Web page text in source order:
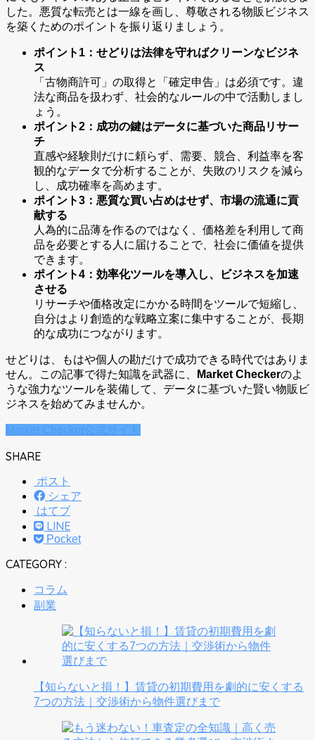
した。悪質な転売とは一線を画し、尊敬される物販ビジネス
を築くためのポイントを振り返りましょう。
ポイント1：せどりは法律を守ればクリーンなビジネ
ス
「古物商許可」の取得と「確定申告」は必須です。違
法な商品を扱わず、社会的なルールの中で活動しまし
ょう。
ポイント2：成功の鍵はデータに基づいた商品リサー
チ
直感や経験則だけに頼らず、需要、競合、利益率を客
観的なデータで分析することが、失敗のリスクを減ら
し、成功確率を高めます。
ポイント3：悪質な買い占めはせず、市場の流通に貢
献する
人為的に品薄を作るのではなく、価格差を利用して商
品を必要とする人に届けることで、社会に価値を提供
できます。
ポイント4：効率化ツールを導入し、ビジネスを加速
させる
リサーチや価格改定にかかる時間をツールで短縮し、
自分はより創造的な戦略立案に集中することが、長期
的な成功につながります。
せどりは、もはや個人の勘だけで成功できる時代ではありま
せん。この記事で得た知識を武器に、
Market Checkerのよ
うな強力なツールを装備して、データに基づいた賢い物販ビ
ジネスを始めてみませんか。
SHARE
ポスト
シェア
はてブ
LINE
Pocket
CATEGORY :
コラム
副業
【知らないと損！】賃貸の初期費用を劇的に安くする
7つの方法｜交渉術から物件選びまで